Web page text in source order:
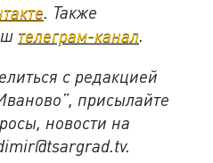
. Также
телеграм-канал.
с редакцией
присылайте
новости на